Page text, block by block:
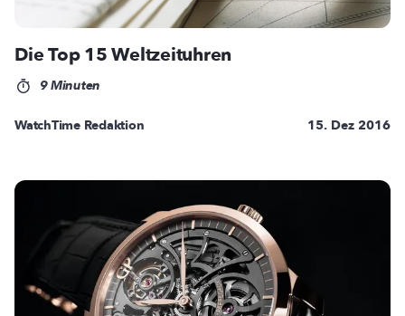
Die Top 15 Weltzeituhren
9 Minuten
WatchTime Redaktion 15. Dez 2016